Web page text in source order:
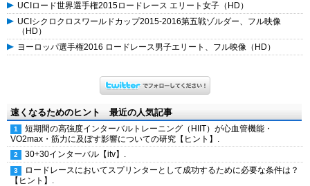
UCIロード世界選手権2015ロードレース エリート女子（HD）
UCIシクロクロスワールドカップ2015-2016第五戦ゾルダー、フル映像
（HD）
ヨーロッパ選手権2016 ロードレース男子エリート、フル映像（HD）
速くなるためのヒント 最近の人気記事
短期間の高強度インターバルトレーニング（HIIT）が心血管機能・
VO2max・筋力に及ぼす影響についての研究【ヒント】.
30+30インターバル【itv】.
ロードレースにおいてスプリンターとして成功するために必要な条件は？
【ヒント】.